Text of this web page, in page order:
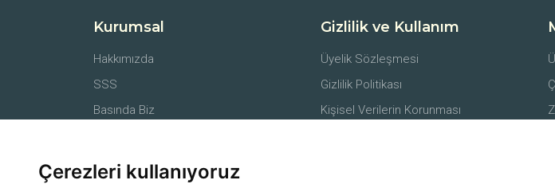
Çerezleri kullanıyoruz
Kurumsal
Hakkımızda
SSS
Basında Biz
Farmer API
Gizlilik ve Kullanım
Üyelik Sözleşmesi
Gizlilik Politikası
Kişisel Verilerin Korunması